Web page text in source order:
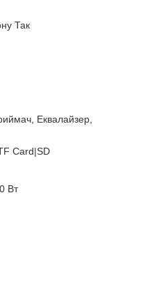
Так
Еквалайзер,
Card|SD
Вт